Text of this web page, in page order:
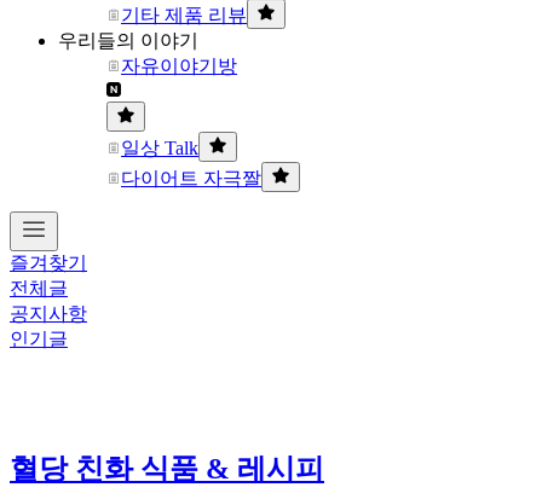
기타 제품 리뷰
우리들의 이야기
자유이야기방
일상 Talk
다이어트 자극짤
즐겨찾기
전체글
공지사항
인기글
혈당 친화 식품 & 레시피